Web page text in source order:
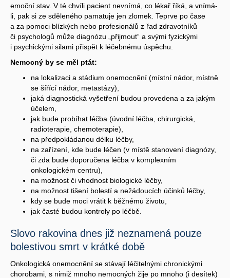
emoční stav. V té chvíli pacient nevnímá, co lékař říká, a vnímá-
li, pak si ze sděleného pamatuje jen zlomek. Teprve po čase
a za pomoci blízkých nebo profesionálů z řad zdravotníků
či psychologů může diagnózu „přijmout“ a svými fyzickými
i psychickými silami přispět k léčebnému úspěchu.
Nemocný by se měl ptát:
na lokalizaci a stádium onemocnění (místní nádor, místně
se šířící nádor, metastázy),
jaká diagnostická vyšetření budou provedena a za jakým
účelem,
jak bude probíhat léčba (úvodní léčba, chirurgická,
radioterapie, chemoterapie),
na předpokládanou délku léčby,
na zařízení, kde bude léčen (v místě stanovení diagnózy,
či zda bude doporučena léčba v komplexním
onkologickém centru),
na možnost či vhodnost biologické léčby,
na možnost tišení bolestí a nežádoucích účinků léčby,
kdy se bude moci vrátit k běžnému životu,
jak časté budou kontroly po léčbě.
Slovo rakovina dnes již neznamená pouze
bolestivou smrt v krátké době
Onkologická onemocnění se stávají léčitelnými chronickými
chorobami, s nimiž mnoho nemocných žije po mnoho (i desítek)